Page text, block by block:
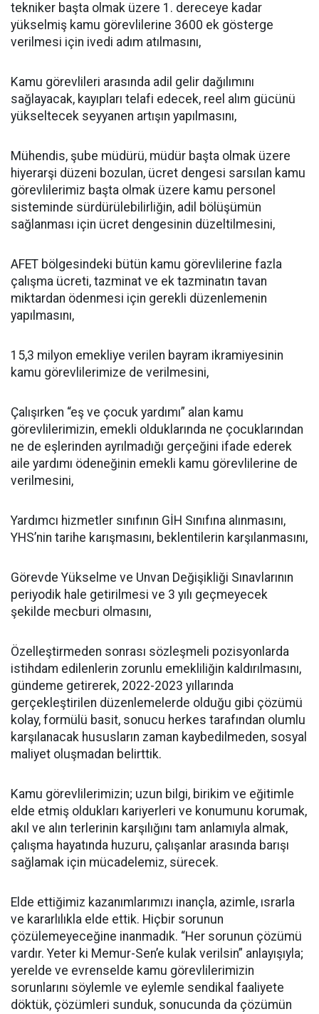
tekniker başta olmak üzere 1. dereceye kadar
yükselmiş kamu görevlilerine 3600 ek gösterge
verilmesi için ivedi adım atılmasını,
Kamu görevlileri arasında adil gelir dağılımını
sağlayacak, kayıpları telafi edecek, reel alım gücünü
yükseltecek seyyanen artışın yapılmasını,
Mühendis, şube müdürü, müdür başta olmak üzere
hiyerarşi düzeni bozulan, ücret dengesi sarsılan kamu
görevlilerimiz başta olmak üzere kamu personel
sisteminde sürdürülebilirliğin, adil bölüşümün
sağlanması için ücret dengesinin düzeltilmesini,
AFET bölgesindeki bütün kamu görevlilerine fazla
çalışma ücreti, tazminat ve ek tazminatın tavan
miktardan ödenmesi için gerekli düzenlemenin
yapılmasını,
15,3 milyon emekliye verilen bayram ikramiyesinin
kamu görevlilerimize de verilmesini,
Çalışırken “eş ve çocuk yardımı” alan kamu
görevlilerimizin, emekli olduklarında ne çocuklarından
ne de eşlerinden ayrılmadığı gerçeğini ifade ederek
aile yardımı ödeneğinin emekli kamu görevlilerine de
verilmesini,
Yardımcı hizmetler sınıfının GİH Sınıfına alınmasını,
YHS’nin tarihe karışmasını, beklentilerin karşılanmasını,
Görevde Yükselme ve Unvan Değişikliği Sınavlarının
periyodik hale getirilmesi ve 3 yılı geçmeyecek
şekilde mecburi olmasını,
Özelleştirmeden sonrası sözleşmeli pozisyonlarda
istihdam edilenlerin zorunlu emekliliğin kaldırılmasını,
gündeme getirerek, 2022-2023 yıllarında
gerçekleştirilen düzenlemelerde olduğu gibi çözümü
kolay, formülü basit, sonucu herkes tarafından olumlu
karşılanacak hususların zaman kaybedilmeden, sosyal
maliyet oluşmadan belirttik.
Kamu görevlilerimizin; uzun bilgi, birikim ve eğitimle
elde etmiş oldukları kariyerleri ve konumunu korumak,
akıl ve alın terlerinin karşılığını tam anlamıyla almak,
çalışma hayatında huzuru, çalışanlar arasında barışı
sağlamak için mücadelemiz, sürecek.
Elde ettiğimiz kazanımlarımızı inançla, azimle, ısrarla
ve kararlılıkla elde ettik. Hiçbir sorunun
çözülemeyeceğine inanmadık. “Her sorunun çözümü
vardır. Yeter ki Memur-Sen’e kulak verilsin” anlayışıyla;
yerelde ve evrenselde kamu görevlilerimizin
sorunlarını söylemle ve eylemle sendikal faaliyete
döktük, çözümleri sunduk, sonucunda da çözümün